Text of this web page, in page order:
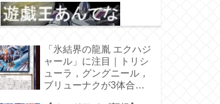
「氷結界の龍胤 エクハジ
ャール」に注目｜トリシ
ューラ，グングニール，
ブリューナクが3体合